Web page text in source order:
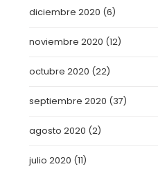
diciembre 2020 (6)
noviembre 2020 (12)
octubre 2020 (22)
septiembre 2020 (37)
agosto 2020 (2)
julio 2020 (11)